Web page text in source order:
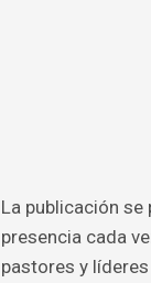
La publicación
presencia cada
pastores y